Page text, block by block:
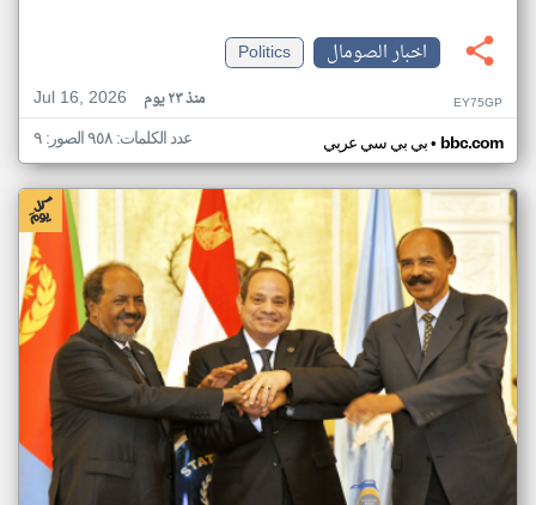
اخبار الصومال
Politics
Jul 16, 2026
منذ ٢٣ يوم EY75GP
بي بي سي عربي• bbc.com عدد الكلمات: ٩٥٨ الصور: ٩